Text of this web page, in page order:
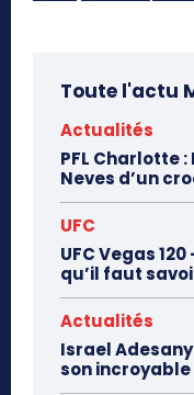
Toute l'actu
Actualités
PFL Charlotte
Neves d’un
UFC
UFC Vegas
qu’il faut
Actualités
Israel
son